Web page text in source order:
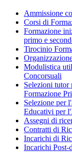
Ammissione
Corsi di
Formazione
primo e
Tirocinio
Modulistica
Concorsuali
Selezioni tutor
Formazione
Selezione per
Educativi per
Assegni di
Contratti di
Incarichi di
Incarichi Post-